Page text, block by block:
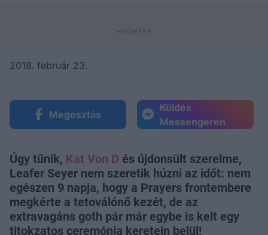
2018. február 23.
Megosztás
Küldés
Messengeren
Úgy tűnik, Kat Von D és újdonsült szerelme,
Leafer Seyer nem szeretik húzni az időt: nem
egészen 9 napja, hogy a Prayers frontembere
megkérte a tetoválónő kezét, de az
extravagáns goth pár már egybe is kelt egy
titokzatos ceremónia keretein belül!